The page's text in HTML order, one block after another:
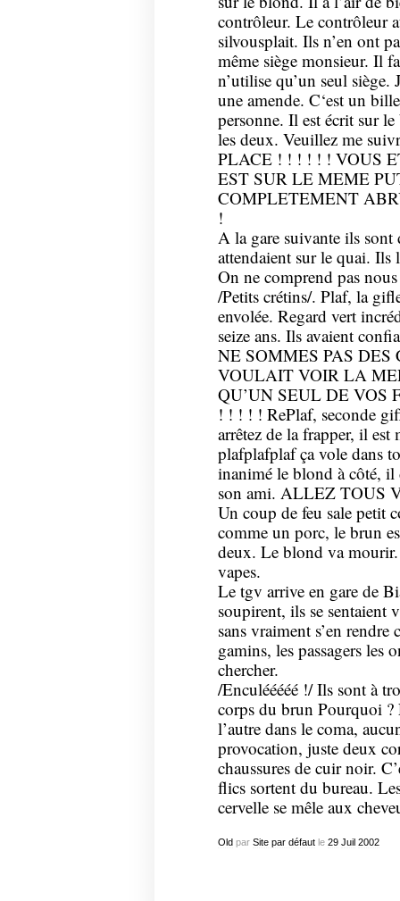
contrôleur. Le contrôleur
silvousplait. Ils n’en ont
même siège monsieur. Il
n’utilise qu’un seul
une amende. C‘est un
personne. Il est écrit sur
les deux. Veuillez me
PLACE ! ! ! ! ! ! VOUS
EST SUR LE MEME
COMPLETEMENT
!
A la gare suivante ils sont
attendaient sur le quai. Ils
On ne comprend pas
/Petits crétins/. Plaf, la
envolée. Regard vert
seize ans. Ils avaient
NE SOMMES PAS
VOULAIT VOIR LA
QU’UN SEUL DE VOS
! ! ! ! ! RePlaf, seconde
arrêtez de la frapper, il
plafplafplaf ça vole dans
inanimé le blond à côté, il
son ami. ALLEZ TOUS
Un coup de feu sale petit
comme un porc, le brun
deux. Le blond va
vapes.
Le tgv arrive en gare de
soupirent, ils se sentaient
sans vraiment s’en rendre
gamins, les passagers les
chercher.
/Enculééééé !/ Ils sont à
corps du brun Pourquoi ?
l’autre dans le coma,
provocation, juste deux
chaussures de cuir noir.
flics sortent du bureau.
cervelle se mêle aux
Old par Site par défautle 29 Juil 2002